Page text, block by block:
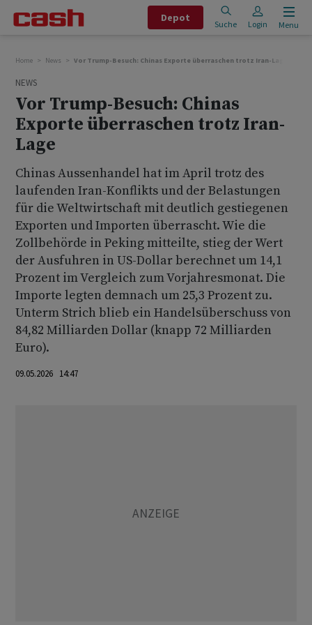
Depot
Suche Login Menu
Home News Vor Trump-Besuch: Chinas Exporte überraschen trotz Iran-Lage
NEWS
Vor Trump-Besuch: Chinas
Exporte überraschen trotz Iran-
Lage
Chinas Aussenhandel hat im April trotz des
laufenden Iran-Konflikts und der Belastungen
für die Weltwirtschaft mit deutlich gestiegenen
Exporten und Importen überrascht. Wie die
Zollbehörde in Peking mitteilte, stieg der Wert
der Ausfuhren in US-Dollar berechnet um 14,1
Prozent im Vergleich zum Vorjahresmonat. Die
Importe legten demnach um 25,3 Prozent zu.
Unterm Strich blieb ein Handelsüberschuss von
84,82 Milliarden Dollar (knapp 72 Milliarden
Euro).
09.05.2026 14:47